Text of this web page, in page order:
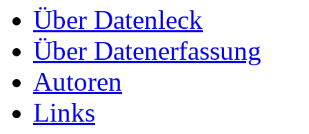
Über Datenleck
Über Datenerfassung
Autoren
Links